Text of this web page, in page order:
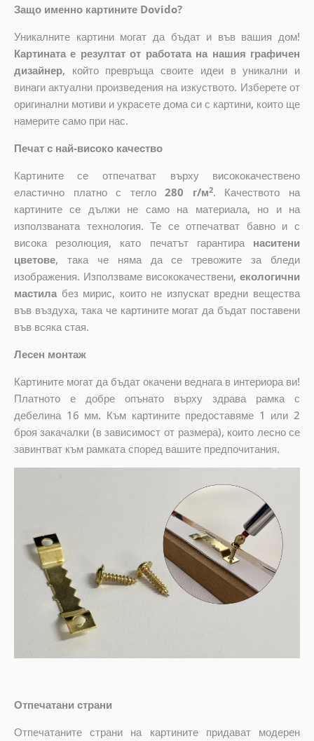
Защо именно картините Dovido?
Уникалните картини могат да бъдат и във вашия дом!
Картината е резултат от работата на нашия графичен
дизайнер, койтопревръща своите идеи в уникални и
винаги актуални произведения на изкуството. Изберете от
оригинални мотиви и украсете дома си с картини, които ще
намерите само при нас.
Печат с най-високо качество
Картините се отпечатват върху висококачествено
еластично платно с тегло280 г/м2. Качеството на
картините се дължи не само на материала, но и на
използваната технология. Те се отпечатват бавно и с
висока резолюция, като печатът гарантира наситени
цветове, така че няма да се тревожите за бледи
изображения. Използваме висококачествени,екологични
мастилабез мирис, които не изпускат вредни вещества
във въздуха, така че картините могат да бъдат поставени
във всяка стая.
Лесен монтаж
Картините могат да бъдат окачени веднага в интериора ви!
Платното е добре опънато върху здрава рамка с
дебелина 16 мм. Към картините предоставяме 1 или 2
броя закачалки (в зависимост от размера), които лесно се
завинтват към рамката според вашите предпочитания.
Отпечатани страни
Отпечатаните страни на картините придават модерен